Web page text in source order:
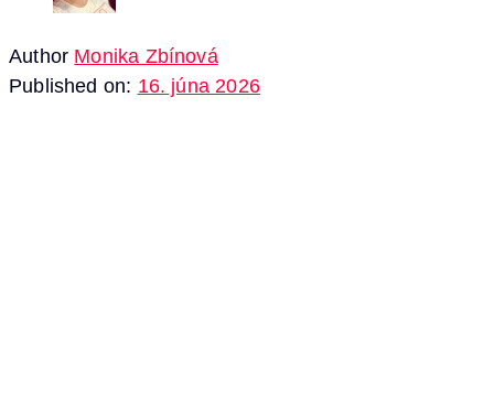
Author Monika Zbínová
Published on: 16. júna 2026